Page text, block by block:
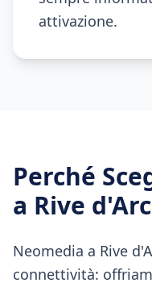
attivazione.
Perché
a Rive
Neomedia a Rive
connettività: